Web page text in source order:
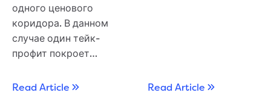
одного ценового
коридора. В данном
случае один тейк-
профит покроет…
Read Article Read Article